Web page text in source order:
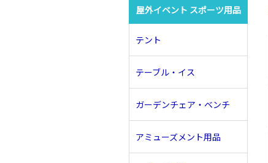
屋外イベント スポーツ用品
テント
テーブル・イス
ガーデンチェア・ベンチ
アミューズメント用品